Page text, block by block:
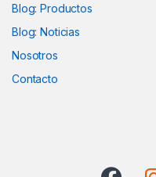
Blog: Productos
Blog: Noticias
Nosotros
Contacto